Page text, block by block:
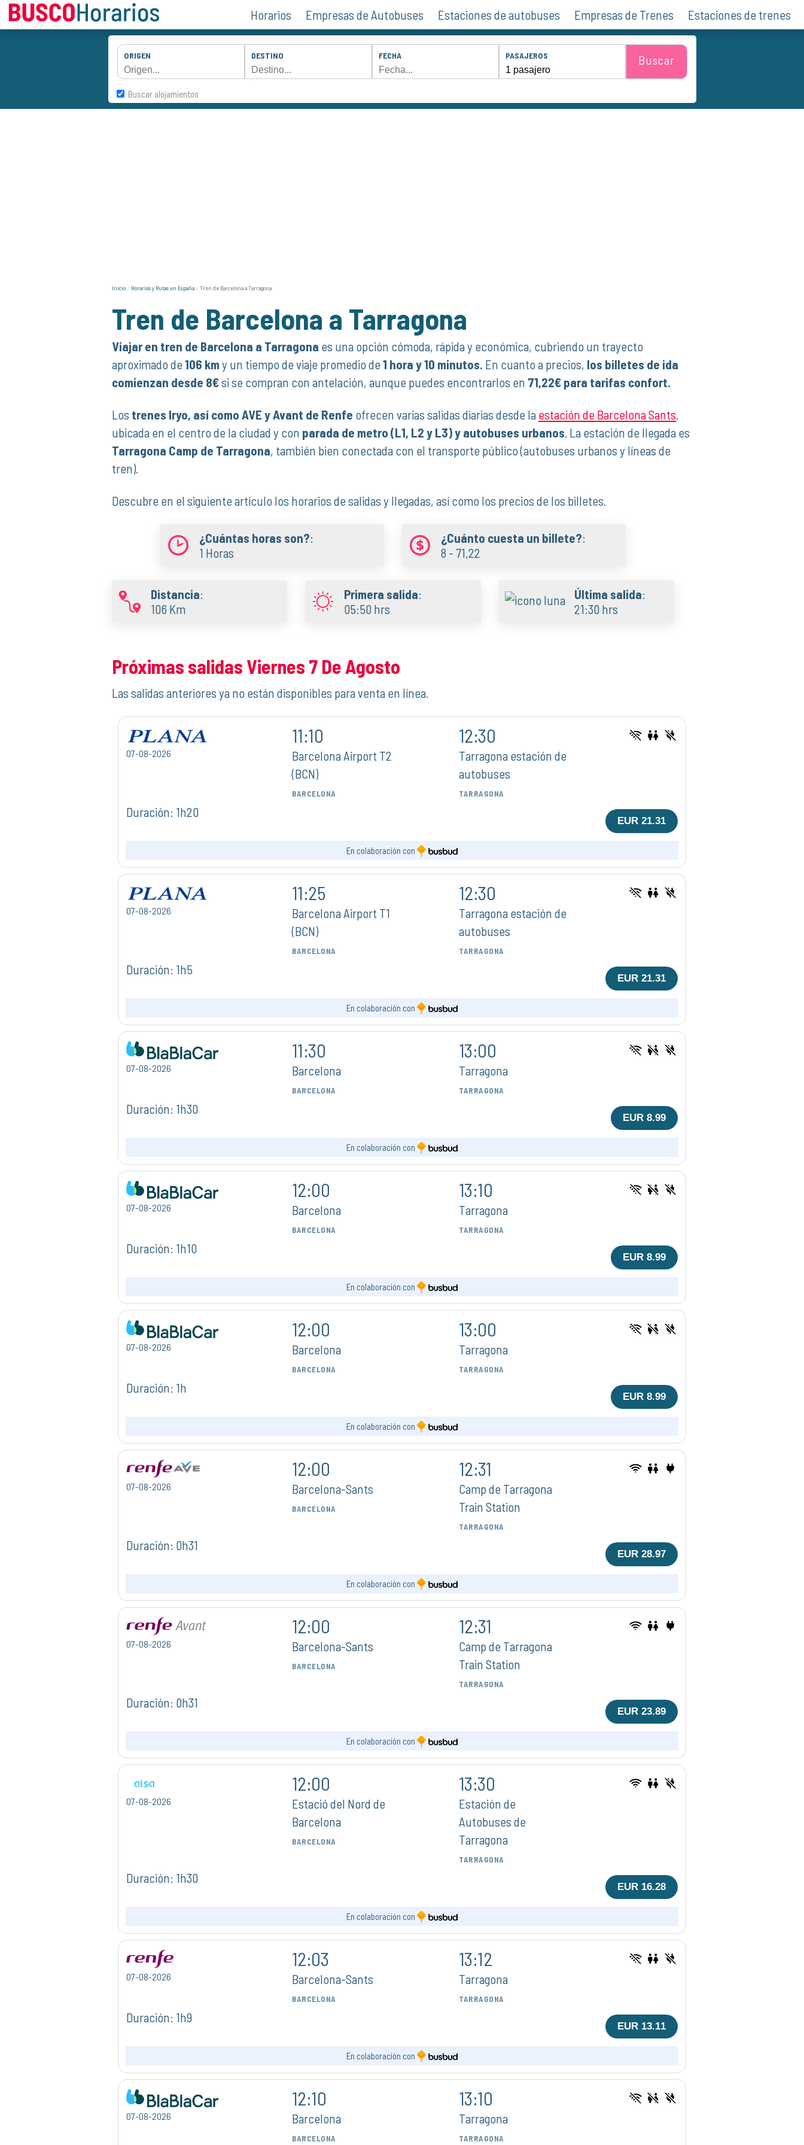
Horarios Empresas de Autobuses Estaciones de autobuses Empresas de Trenes Estaciones de trenes
ORIGEN DESTINO FECHA PASAJEROS Buscar
Buscar alojamientos
Inicio Horarios y Rutas en España Tren de Barcelona a Tarragona
Tren de Barcelona a Tarragona
Viajar en tren de Barcelona a Tarragona es una opción cómoda, rápida y económica, cubriendo un trayecto
aproximado de106 km y un tiempo de viaje promedio de1 hora y 10 minutos. En cuanto a precios, los billetes de ida
comienzan desde 8€si se compran con antelación, aunque puedes encontrarlos en 71,22€ para tarifas confort.
Los trenes Iryo, así como AVE y Avant de Renfe ofrecen varias salidas diarias desde la estación de Barcelona Sants,
ubicada en el centro de la ciudad y con parada de metro (L1, L2 y L3) y autobuses urbanos. La estación de llegada es
Tarragona Camp de Tarragona, también bien conectada con el transporte público (autobuses urbanos y líneas de
tren).
Descubre en el siguiente artículo los horarios de salidas y llegadas, así como los precios de los billetes.
¿Cuántas horas son?:
1 Horas
¿Cuánto cuesta un billete?:
8 - 71,22
Distancia:
106 Km
Primera salida:
05:50 hrs
Última salida:
21:30 hrs
Próximas salidas Viernes 7 De Agosto
Las salidas anteriores ya no están disponibles para venta en línea.
07-08-2026
11:10
Barcelona Airport T2
(BCN)
BARCELONA
12:30
Tarragona estación de
autobuses
TARRAGONA
Duración: 1h20
EUR 21.31
En colaboración con
07-08-2026
11:25
Barcelona Airport T1
(BCN)
BARCELONA
12:30
Tarragona estación de
autobuses
TARRAGONA
Duración: 1h5
EUR 21.31
En colaboración con
07-08-2026
11:30
Barcelona
BARCELONA
13:00
Tarragona
TARRAGONA
Duración: 1h30
EUR 8.99
En colaboración con
07-08-2026
12:00
Barcelona
BARCELONA
13:10
Tarragona
TARRAGONA
Duración: 1h10
EUR 8.99
En colaboración con
07-08-2026
12:00
Barcelona
BARCELONA
13:00
Tarragona
TARRAGONA
Duración: 1h
EUR 8.99
En colaboración con
07-08-2026
12:00
Barcelona-Sants
BARCELONA
12:31
Camp de Tarragona
Train Station
TARRAGONA
Duración: 0h31
EUR 28.97
En colaboración con
07-08-2026
12:00
Barcelona-Sants
BARCELONA
12:31
Camp de Tarragona
Train Station
TARRAGONA
Duración: 0h31
EUR 23.89
En colaboración con
07-08-2026
12:00
Estació del Nord de
Barcelona
BARCELONA
13:30
Estación de
Autobuses de
Tarragona
TARRAGONA
Duración: 1h30
EUR 16.28
En colaboración con
07-08-2026
12:03
Barcelona-Sants
BARCELONA
13:12
Tarragona
TARRAGONA
Duración: 1h9
EUR 13.11
En colaboración con
07-08-2026
12:10
Barcelona
BARCELONA
13:10
Tarragona
TARRAGONA